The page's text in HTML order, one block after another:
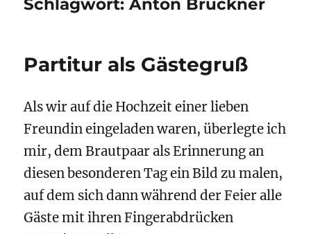
Schlagwort:Anton Bruckner
Partitur als Gästegruß
Als wir auf die Hochzeit einer lieben
Freundin eingeladen waren, überlegte ich
mir, dem Brautpaar als Erinnerung an
diesen besonderen Tag ein Bild zu malen,
auf dem sich dann während der Feier alle
Gäste mit ihren Fingerabdrücken